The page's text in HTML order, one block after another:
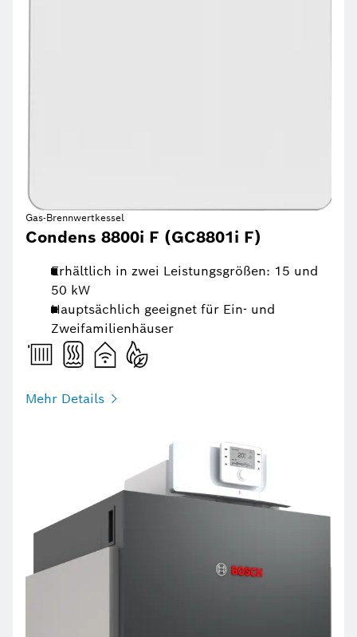
Gas-Brennwertkessel
Condens 8800i F (GC8801i F)
Erhältlich in zwei Leistungsgrößen: 15 und
50 kW
Hauptsächlich geeignet für Ein- und
Zweifamilienhäuser
Mehr Details